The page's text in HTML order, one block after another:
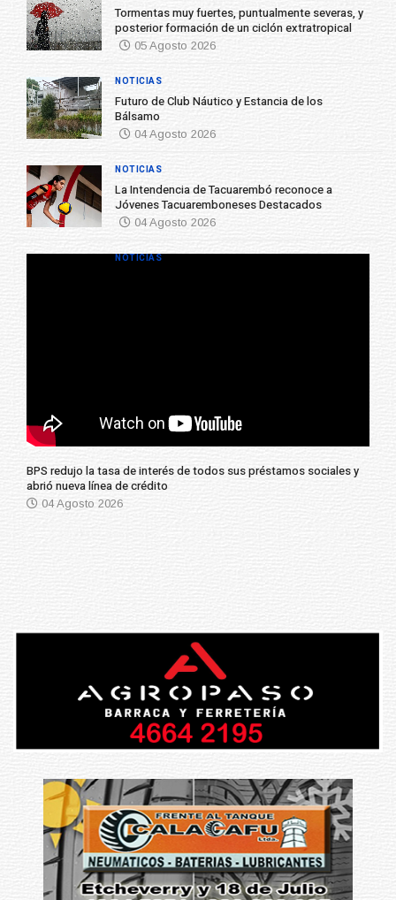
Tormentas muy fuertes, puntualmente severas, y
posterior formación de un ciclón extratropical
05 Agosto 2026
Futuro de Club Náutico y Estancia de los
Bálsamo
04 Agosto 2026
NOTICIAS
La Intendencia de Tacuarembó reconoce a
Jóvenes Tacuaremboneses Destacados
04 Agosto 2026
NOTICIAS
BPS redujo la tasa de interés de todos sus préstamos sociales y
abrió nueva línea de crédito
04 Agosto 2026
NOTICIAS